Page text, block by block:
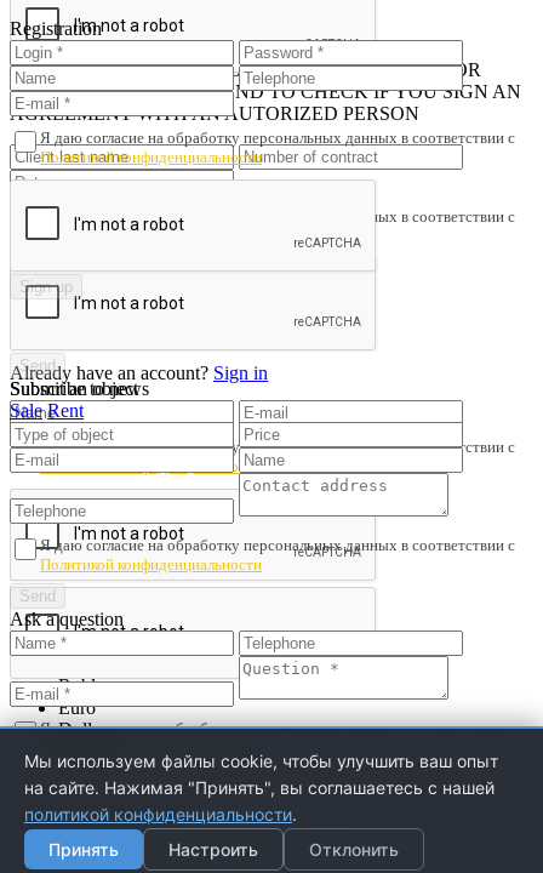
Registration
Я даю согласие на обработку персональных данных в соответствии с
Политикой конфиденциальности
Already have an account? Sign in
Check out the signed contract
iN ORDER TO AVOID PROPERTY FRAUD AND POOR
SERVICE, WE RECOMMEND TO CHECK IF YOU SIGN AN
AGREEMENT WITH AN AUTORIZED PERSON
Я даю согласие на обработку персональных данных в соответствии с
Политикой конфиденциальности
Submit an object
Sale Rent
Я даю согласие на обработку персональных данных в соответствии с
Политикой конфиденциальности
Subscribe to news
Я даю согласие на обработку персональных данных в соответствии с
Политикой конфиденциальности
Ask a question
Я даю согласие на обработку персональных данных в соответствии с
Save search
Rubles
Euro
Dollars
Yuans
Настройки Cookie
Мы используем файлы cookie, чтобы улучшить ваш опыт
на сайте. Нажимая "Принять", вы соглашаетесь с нашей
политикой конфиденциальности.
Принять
Настроить Отклонить